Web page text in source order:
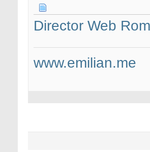
Director Web
www.emilian.me